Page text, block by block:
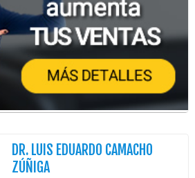
DR. LUIS EDUARDO CAMACHO
ZÚÑIGA